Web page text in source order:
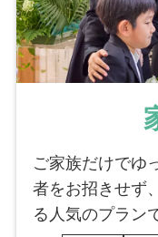
アフターサポ
後のサポート
か？
まだ法要前の時
いと思うことが
連絡する予定で
故人様への対
ご家族だけでゆ
者をお招きせず
る人気のプラン